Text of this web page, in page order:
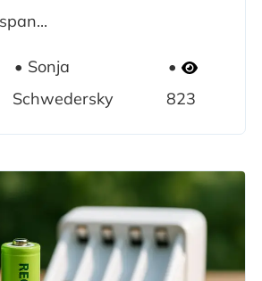
Sonja
Schwedersky
823